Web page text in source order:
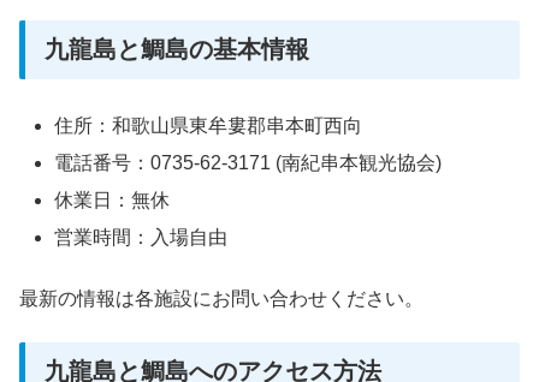
九龍島と鯛島の基本情報
住所：和歌山県東牟婁郡串本町西向
電話番号：0735-62-3171 (南紀串本観光協会)
休業日：無休
営業時間：入場自由
最新の情報は各施設にお問い合わせください。
九龍島と鯛島へのアクセス方法